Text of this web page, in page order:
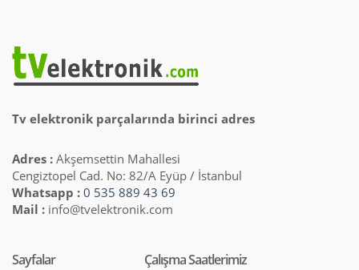
Tv elektronik parçalarında birinci adres
Adres : Akşemsettin Mahallesi
Cengiztopel Cad. No: 82/A Eyüp / İstanbul
Whatsapp : 0 535 889 43 69
Mail : info@tvelektronik.com
Sayfalar Çalışma Saatlerimiz